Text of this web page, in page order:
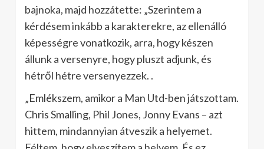
bajnoka, majd hozzátette: „Szerintem a
kérdésem inkább a karakterekre, az ellenálló
képességre vonatkozik, arra, hogy készen
állunk a versenyre, hogy pluszt adjunk, és
hétről hétre versenyezzek. .
„Emlékszem, amikor a Man Utd-ben játszottam.
Chris Smalling, Phil Jones, Jonny Evans – azt
hittem, mindannyian átveszik a helyemet.